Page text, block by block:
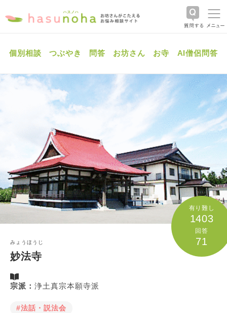
個別相談 つぶやき 問答 お坊さん お寺 AI僧侶問答
有り難し
1403
回答
71
みょうほうじ
妙法寺
宗派： 浄土真宗本願寺派
#法話・説法会